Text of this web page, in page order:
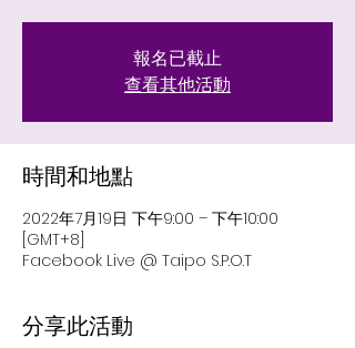
報名已截止
查看其他活動
時間和地點
2022年7月19日 下午9:00 – 下午10:00
[GMT+8]
Facebook Live @ Taipo S.P.O.T
分享此活動